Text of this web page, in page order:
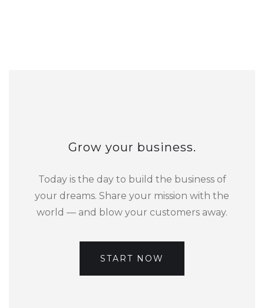
Grow your business.
Today is the day to build the business of
your dreams. Share your mission with the
world — and blow your customers away.
START NOW